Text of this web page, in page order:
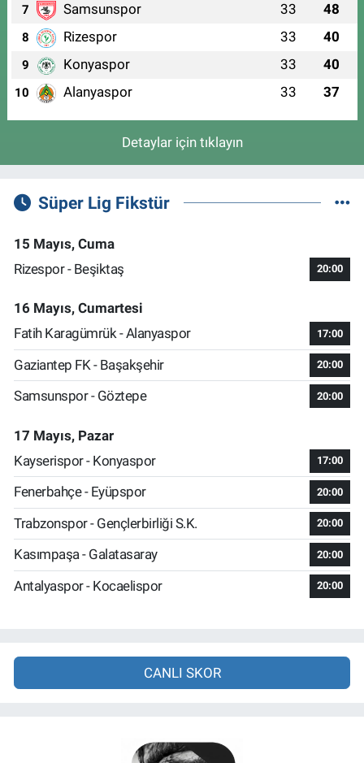
7 Samsunspor 33 48
8 Rizespor 33 40
9 Konyaspor 33 40
10 Alanyaspor 33 37
Detaylar için tıklayın
Süper Lig Fikstür
15 Mayıs, Cuma
Rizespor - Beşiktaş
20:00
16 Mayıs, Cumartesi
Fatih Karagümrük - Alanyaspor
17:00
Gaziantep FK - Başakşehir 20:00
Samsunspor - Göztepe 20:00
17 Mayıs, Pazar
Kayserispor - Konyaspor
17:00
Fenerbahçe - Eyüpspor 20:00
Trabzonspor - Gençlerbirliği S.K. 20:00
Kasımpaşa - Galatasaray 20:00
Antalyaspor - Kocaelispor 20:00
CANLI SKOR